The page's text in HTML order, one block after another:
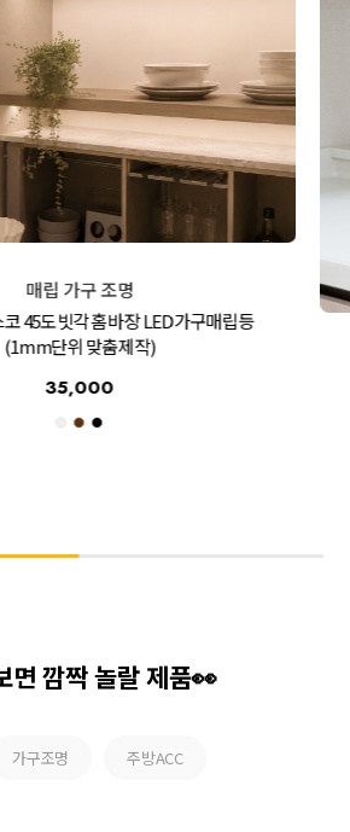
매립 가구 조명
45도빗각 홈바장 LED가구매립등
(1mm단위 맞춤제작)
35,000
면 깜짝 놀랄 제품👀
가구조명 주방ACC